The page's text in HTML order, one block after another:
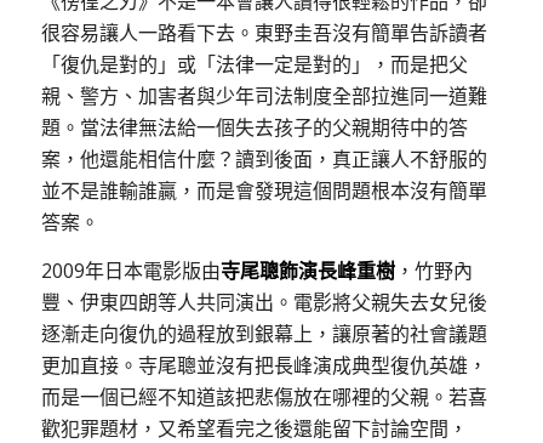
很容易讓人一路看下去。東野圭吾沒有簡單告訴讀者
「復仇是對的」或「法律一定是對的」，而是把父
親、警方、加害者與少年司法制度全部拉進同一道難
題。當法律無法給一個失去孩子的父親期待中的答
案，他還能相信什麼？讀到後面，真正讓人不舒服的
並不是誰輸誰贏，而是會發現這個問題根本沒有簡單
答案。
2009年日本電影版由寺尾聰飾演長峰重樹，竹野內
豐、伊東四朗等人共同演出。電影將父親失去女兒後
逐漸走向復仇的過程放到銀幕上，讓原著的社會議題
更加直接。寺尾聰並沒有把長峰演成典型復仇英雄，
而是一個已經不知道該把悲傷放在哪裡的父親。若喜
歡犯罪題材，又希望看完之後還能留下討論空間，